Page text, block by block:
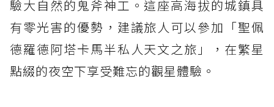
驗大自然的鬼斧神工。這座高海拔的城鎮具
有零光害的優勢，建議旅人可以參加「聖佩
德羅德阿塔卡馬半私人天文之旅」，在繁星
點綴的夜空下享受難忘的觀星體驗。